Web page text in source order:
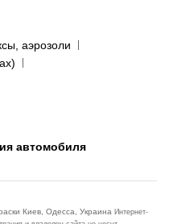
аэрозоли
автомобиля
Киев, Одесса, Украина Интернет-